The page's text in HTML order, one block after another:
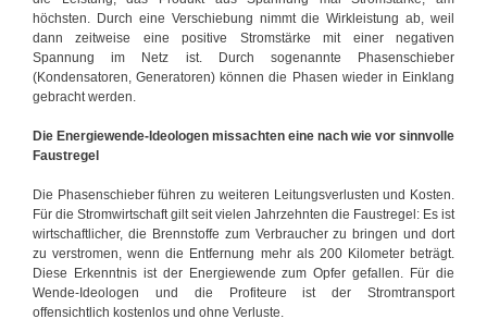
höchsten. Durch eine Verschiebung nimmt die Wirkleistung ab, weil
dann zeitweise eine positive Stromstärke mit einer negativen
Spannung im Netz ist. Durch sogenannte Phasenschieber
(Kondensatoren, Generatoren) können die Phasen wieder in Einklang
gebracht werden.
Die Energiewende-Ideologen missachten eine nach wie vor sinnvolle
Faustregel
Die Phasenschieber führen zu weiteren Leitungsverlusten und Kosten.
Für die Stromwirtschaft gilt seit vielen Jahrzehnten die Faustregel: Es ist
wirtschaftlicher, die Brennstoffe zum Verbraucher zu bringen und dort
zu verstromen, wenn die Entfernung mehr als 200 Kilometer beträgt.
Diese Erkenntnis ist der Energiewende zum Opfer gefallen. Für die
Wende-Ideologen und die Profiteure ist der Stromtransport
offensichtlich kostenlos und ohne Verluste.